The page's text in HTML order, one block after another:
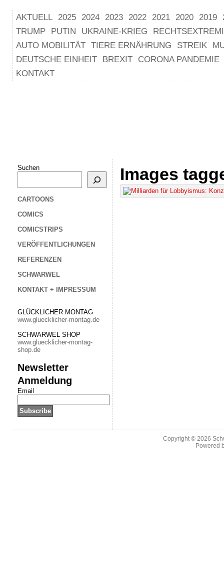
AKTUELL 2025 2024 2023 2022 2021 2020 2019
TRUMP
PUTIN UKRAINE-KRIEG
AUTO MOBILITÄT TIERE ERNÄHRUNG STREIK
DEUTSCHE EINHEIT
BREXIT
CORONA PANDEMIE
KONTAKT
Suchen
CARTOONS
COMICS
COMICSTRIPS
VERÖFFENTLICHUNGEN
REFERENZEN
SCHWARWEL
KONTAKT + IMPRESSUM
GLÜCKLICHER MONTAG
www.gluecklicher-montag.de
SCHWARWEL SHOP
www.gluecklicher-montag-
shop.de
Newsletter
Anmeldung
Email
Images
Copyright © 2026
Powered